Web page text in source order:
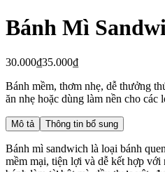
Bánh Mì
30.000₫35.000₫
Bánh mềm, thơm nhẹ, dễ thưởng
ăn nhẹ hoặc dùng làm nền cho các
Mô tả Thông tin bổ sung
Bánh mì sandwich là loại bánh
mềm mại, tiện lợi và dễ kết hợp với